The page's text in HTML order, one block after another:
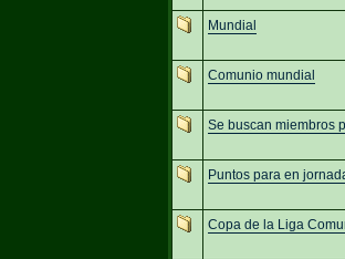
Mundial
Comunio mundial
Se buscan miembros
Puntos para en
Copa de la Liga